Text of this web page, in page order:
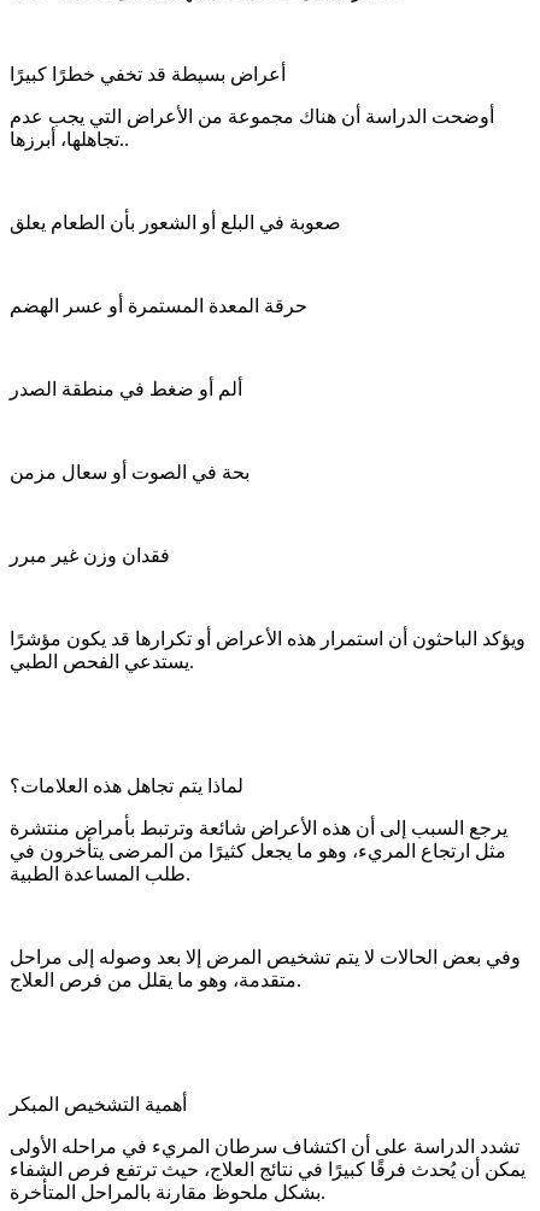
أعراض بسيطة قد تخفي خطرًا كبيرًا
أوضحت الدراسة أن هناك مجموعة من الأعراض التي يجب عدم
تجاهلها، أبرزها..
صعوبة في البلع أو الشعور بأن الطعام يعلق
حرقة المعدة المستمرة أو عسر الهضم
ألم أو ضغط في منطقة الصدر
بحة في الصوت أو سعال مزمن
فقدان وزن غير مبرر
ويؤكد الباحثون أن استمرار هذه الأعراض أو تكرارها قد يكون مؤشرًا
يستدعي الفحص الطبي.
لماذا يتم تجاهل هذه العلامات؟
يرجع السبب إلى أن هذه الأعراض شائعة وترتبط بأمراض منتشرة
مثل ارتجاع المريء، وهو ما يجعل كثيرًا من المرضى يتأخرون في
طلب المساعدة الطبية.
وفي بعض الحالات لا يتم تشخيص المرض إلا بعد وصوله إلى مراحل
متقدمة، وهو ما يقلل من فرص العلاج.
أهمية التشخيص المبكر
تشدد الدراسة على أن اكتشاف سرطان المريء في مراحله الأولى
يمكن أن يُحدث فرقًا كبيرًا في نتائج العلاج، حيث ترتفع فرص الشفاء
بشكل ملحوظ مقارنة بالمراحل المتأخرة.